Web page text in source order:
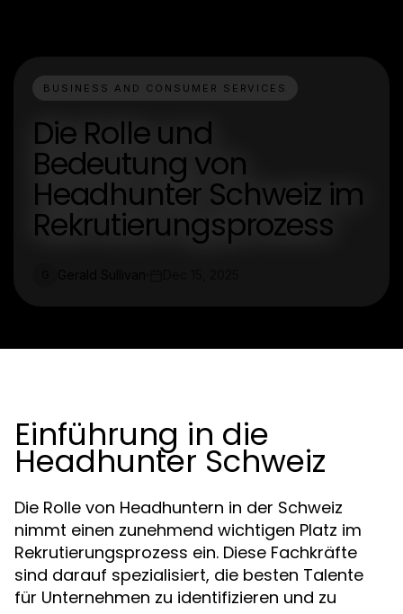
BUSINESS AND CONSUMER SERVICES
Die Rolle und
Bedeutung von
Headhunter Schweiz im
Rekrutierungsprozess
Einführung in die
Headhunter Schweiz
Die Rolle von Headhuntern in der Schweiz
nimmt einen zunehmend wichtigen Platz im
Rekrutierungsprozess ein. Diese Fachkräfte
sind darauf spezialisiert, die besten Talente
für Unternehmen zu identifizieren und zu